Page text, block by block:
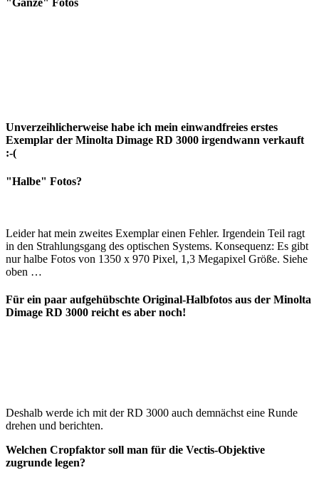
"Ganze" Fotos
Unverzeihlicherweise habe ich mein einwandfreies erstes
Exemplar der Minolta Dimage RD 3000 irgendwann verkauft
:-(
"Halbe" Fotos?
Leider hat mein zweites Exemplar einen Fehler. Irgendein Teil ragt
in den Strahlungsgang des optischen Systems. Konsequenz: Es gibt
nur halbe Fotos von 1350 x 970 Pixel, 1,3 Megapixel Größe. Siehe
oben …
Für ein paar aufgehübschte Original-Halbfotos aus der Minolta
Dimage RD 3000 reicht es aber noch!
Deshalb werde ich mit der RD 3000 auch demnächst eine Runde
drehen und berichten.
Welchen Cropfaktor soll man für die Vectis-Objektive
zugrunde legen?